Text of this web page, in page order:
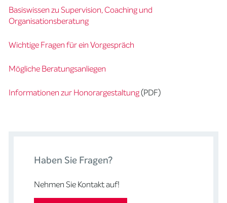
Basiswissen zu Supervision, Coaching und
Organisationsberatung
Wichtige Fragen für ein Vorgespräch
Mögliche Beratungsanliegen
Informationen zur Honorargestaltung(PDF)
Haben Sie Fragen?
Nehmen Sie Kontakt auf!